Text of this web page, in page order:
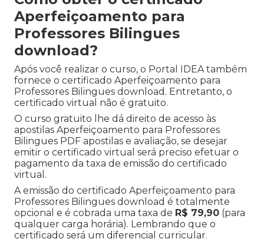
Aperfeiçoamento para
Professores Bilingues
download?
Após você realizar o curso, o Portal IDEA também
fornece o certificado Aperfeiçoamento para
Professores Bilingues download. Entretanto, o
certificado virtual não é gratuito.
O curso gratuito lhe dá direito de acesso às
apostilas Aperfeiçoamento para Professores
Bilingues PDF apostilas e avaliação, se desejar
emitir o certificado virtual será preciso efetuar o
pagamento da taxa de emissão do certificado
virtual.
A emissão do certificado Aperfeiçoamento para
Professores Bilingues download é totalmente
opcional e é cobrada uma taxa de R$ 79,90 (para
qualquer carga horária). Lembrando que o
certificado será um diferencial curricular.